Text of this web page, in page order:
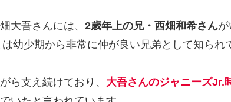
大吾さんには、 2歳年上の兄・西畑和希さんが
幼少期から非常に仲が良い兄弟として知られ
ら支え続けており、 大吾さんのジャニーズJr.